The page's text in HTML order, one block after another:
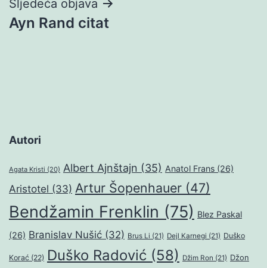
Sljedeća objava
Ayn Rand citat
Autori
Agata Kristi (20) Albert Ajnštajn (35) Anatol Frans (26)
Aristotel (33) Artur Šopenhauer (47)
Bendžamin Frenklin (75) Blez Paskal
(26) Branislav Nušić (32) Brus Li (21) Dejl Karnegi (21) Duško
Korać (22) Duško Radović (58) Džim Ron (21) Džon